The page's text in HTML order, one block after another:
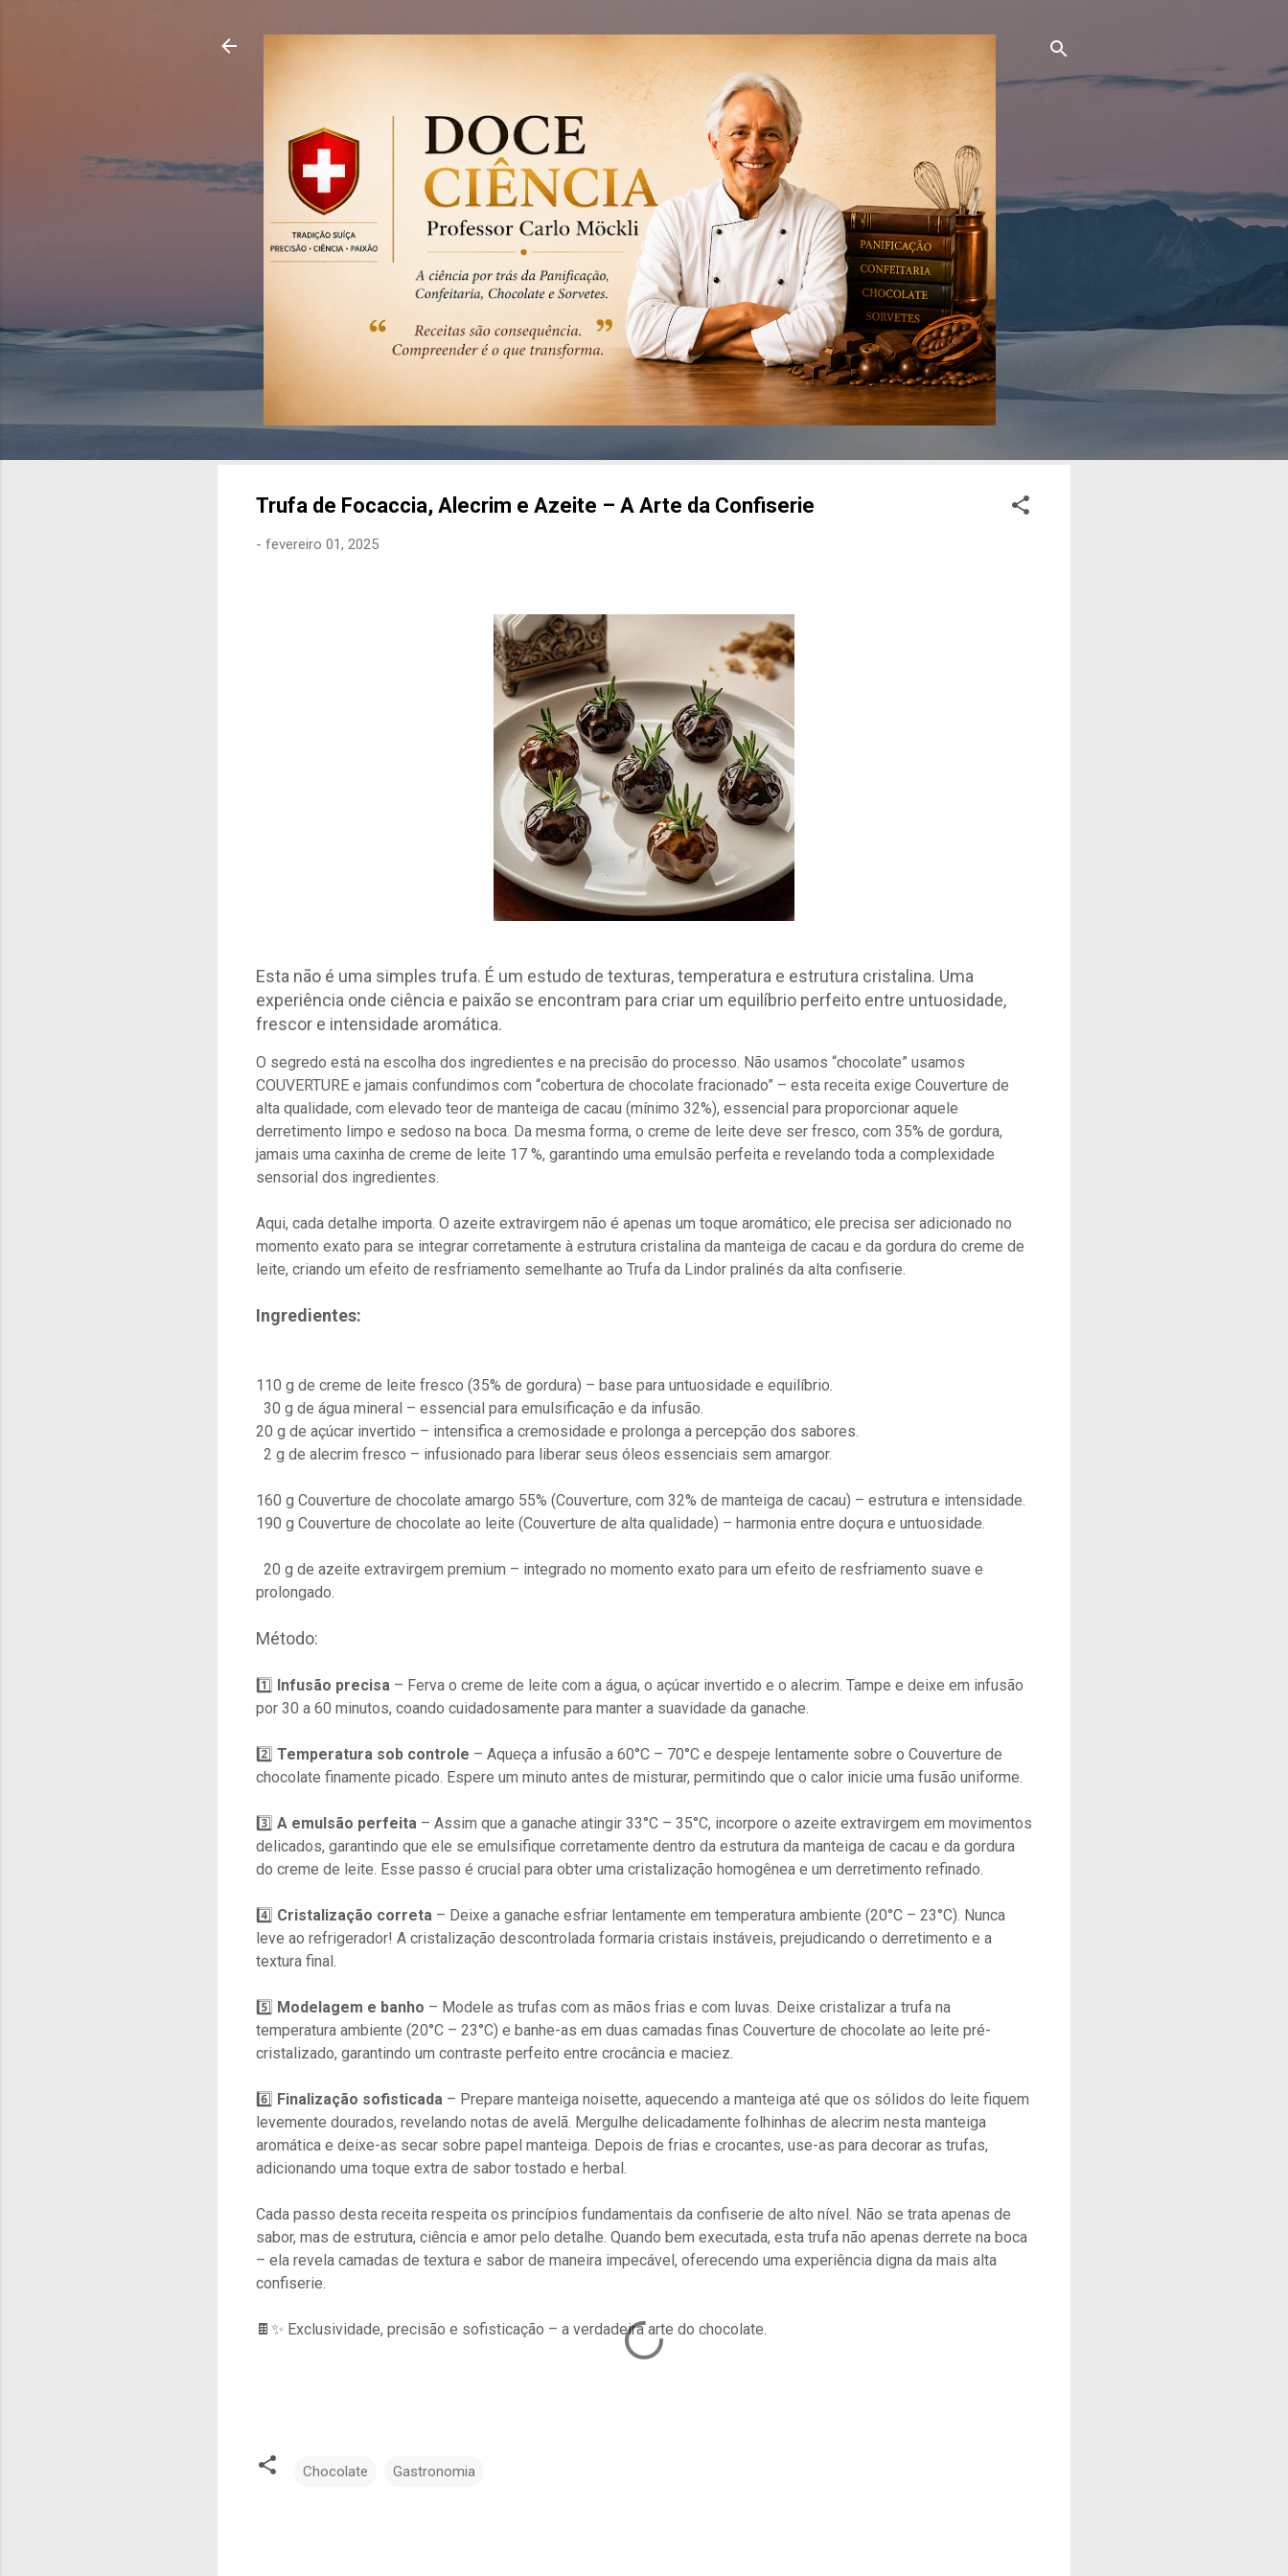
Trufa de Focaccia, Alecrim e Azeite – A Arte da Confiserie
- fevereiro 01, 2025
Esta não é uma simples trufa. É um estudo de texturas, temperatura e estrutura cristalina. Uma
experiência onde ciência e paixão se encontram para criar um equilíbrio perfeito entre untuosidade,
frescor e intensidade aromática.
O segredo está na escolha dos ingredientes e na precisão do processo. Não usamos “chocolate” usamos
COUVERTURE e jamais confundimos com “cobertura de chocolate fracionado” – esta receita exige Couverture de
alta qualidade, com elevado teor de manteiga de cacau (mínimo 32%), essencial para proporcionar aquele
derretimento limpo e sedoso na boca. Da mesma forma, o creme de leite deve ser fresco, com 35% de gordura,
jamais uma caxinha de creme de leite 17 %, garantindo uma emulsão perfeita e revelando toda a complexidade
sensorial dos ingredientes.
Aqui, cada detalhe importa. O azeite extravirgem não é apenas um toque aromático; ele precisa ser adicionado no
momento exato para se integrar corretamente à estrutura cristalina da manteiga de cacau e da gordura do creme de
leite, criando um efeito de resfriamento semelhante ao Trufa da Lindor pralinés da alta confiserie.
Ingredientes:
110 g de creme de leite fresco (35% de gordura) – base para untuosidade e equilíbrio.
30 g de água mineral – essencial para emulsificação e da infusão.
20 g de açúcar invertido – intensifica a cremosidade e prolonga a percepção dos sabores.
2 g de alecrim fresco – infusionado para liberar seus óleos essenciais sem amargor.
160 g Couverture de chocolate amargo 55% (Couverture, com 32% de manteiga de cacau) – estrutura e intensidade.
190 g Couverture de chocolate ao leite (Couverture de alta qualidade) – harmonia entre doçura e untuosidade.
20 g de azeite extravirgem premium – integrado no momento exato para um efeito de resfriamento suave e
prolongado.
Método:
1️⃣ Infusão precisa – Ferva o creme de leite com a água, o açúcar invertido e o alecrim. Tampe e deixe em infusão
por 30 a 60 minutos, coando cuidadosamente para manter a suavidade da ganache.
2️⃣ Temperatura sob controle – Aqueça a infusão a 60°C – 70°C e despeje lentamente sobre o Couverture de
chocolate finamente picado. Espere um minuto antes de misturar, permitindo que o calor inicie uma fusão uniforme.
3️⃣ A emulsão perfeita – Assim que a ganache atingir 33°C – 35°C, incorpore o azeite extravirgem em movimentos
delicados, garantindo que ele se emulsifique corretamente dentro da estrutura da manteiga de cacau e da gordura
do creme de leite. Esse passo é crucial para obter uma cristalização homogênea e um derretimento refinado.
4️⃣ Cristalização correta – Deixe a ganache esfriar lentamente em temperatura ambiente (20°C – 23°C). Nunca
leve ao refrigerador! A cristalização descontrolada formaria cristais instáveis, prejudicando o derretimento e a
textura final.
5️⃣ Modelagem e banho – Modele as trufas com as mãos frias e com luvas. Deixe cristalizar a trufa na
temperatura ambiente (20°C – 23°C) e banhe-as em duas camadas finas Couverture de chocolate ao leite pré-
cristalizado, garantindo um contraste perfeito entre crocância e maciez.
6️⃣ Finalização sofisticada – Prepare manteiga noisette, aquecendo a manteiga até que os sólidos do leite fiquem
levemente dourados, revelando notas de avelã. Mergulhe delicadamente folhinhas de alecrim nesta manteiga
aromática e deixe-as secar sobre papel manteiga. Depois de frias e crocantes, use-as para decorar as trufas,
adicionando uma toque extra de sabor tostado e herbal.
Cada passo desta receita respeita os princípios fundamentais da confiserie de alto nível. Não se trata apenas de
sabor, mas de estrutura, ciência e amor pelo detalhe. Quando bem executada, esta trufa não apenas derrete na boca
– ela revela camadas de textura e sabor de maneira impecável, oferecendo uma experiência digna da mais alta
confiserie.
🍫✨ Exclusividade, precisão e sofisticação – a verdadeira arte do chocolate.
Chocolate Gastronomia